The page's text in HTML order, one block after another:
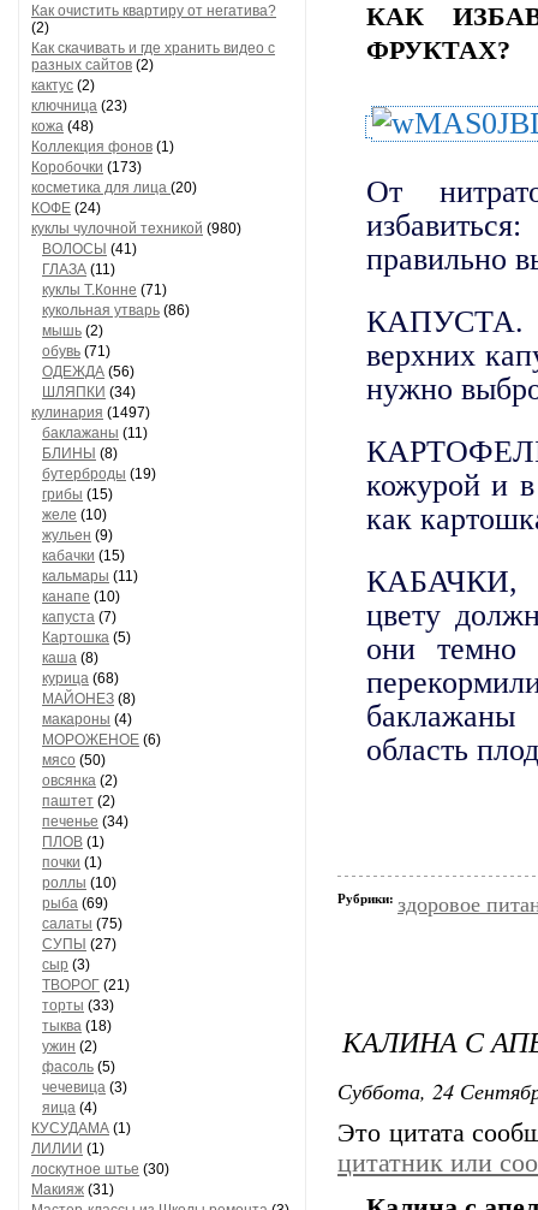
Как очистить квартиру от негатива?
(2)
Как скачивать и где хранить видео с
разных сайтов (2)
кактус (2)
ключница (23)
кожа (48)
Коллекция фонов (1)
Коробочки (173)
косметика для лица (20)
КОФЕ (24)
куклы чулочной техникой (980)
ВОЛОСЫ (41)
ГЛАЗА (11)
куклы Т.Конне (71)
кукольная утварь (86)
мышь (2)
обувь (71)
ОДЕЖДА (56)
ШЛЯПКИ (34)
кулинария (1497)
баклажаны (11)
БЛИНЫ (8)
бутерброды (19)
грибы (15)
желе (10)
жульен (9)
кабачки (15)
кальмары (11)
канапе (10)
капуста (7)
Картошка (5)
каша (8)
курица (68)
МАЙОНЕЗ (8)
макароны (4)
МОРОЖЕНОЕ (6)
мясо (50)
овсянка (2)
паштет (2)
печенье (34)
ПЛОВ (1)
почки (1)
роллы (10)
рыба (69)
салаты (75)
СУПЫ (27)
сыр (3)
ТВОРОГ (21)
торты (33)
тыква (18)
ужин (2)
фасоль (5)
чечевица (3)
яица (4)
КУСУДАМА (1)
ЛИЛИИ (1)
лоскутное штье (30)
Макияж (31)
корейским,
Через
КАК
ФРУКТАХ?
От
правильно
КАПУСТА.
верхних
нужно
кожурой и
как
КАБАЧКИ,
цвету
они темно
область
Рубрики: здоровое
КАЛИНА С
Суббота, 24
Это цитата
цитатник или